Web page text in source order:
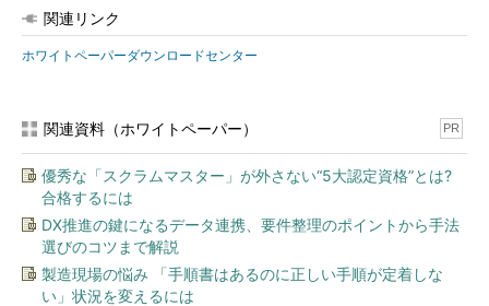
関連リンク
ホワイトペーパーダウンロードセンター
関連資料（ホワイトペーパー） PR
優秀な「スクラムマスター」が外さない“5大認定資格”とは?
合格するには
DX推進の鍵になるデータ連携、要件整理のポイントから手法
選びのコツまで解説
製造現場の悩み 「手順書はあるのに正しい手順が定着しな
い」状況を変えるには